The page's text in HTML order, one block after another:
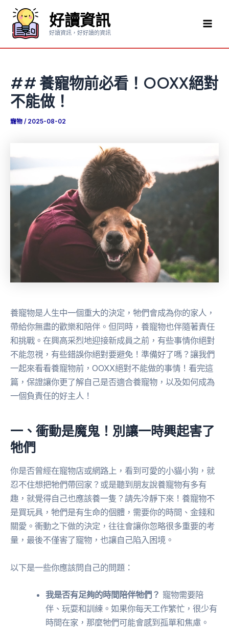
要
好讀資訊
好讀資訊，好好讀的資訊
## 養寵物前必看！OOXX絕對
不能做！
寵物 / 2025-08-02
養寵物是人生中一個重大的決定，牠們會成為你的家人，
帶給你無盡的歡樂和陪伴。但同時，養寵物也伴隨著責任
和挑戰。在興高采烈地迎接新成員之前，有些事情你絕對
不能忽視，有些錯誤你絕對要避免！準備好了嗎？讓我們
一起來看看養寵物前，OOXX絕對不能做的事情！看完這
篇，保證讓你更了解自己是否適合養寵物，以及如何成為
一個負責任的好主人！
一、衝動是魔鬼！別讓一時興起害了
牠們
你是否曾經在寵物店或網路上，看到可愛的小貓小狗，就
忍不住想把牠們帶回家？或是聽到朋友說養寵物有多有
趣，就覺得自己也應該養一隻？請先冷靜下來！養寵物不
是買玩具，牠們是有生命的個體，需要你的時間、金錢和
關愛。衝動之下做的決定，往往會讓你忽略很多重要的考
量，最後不僅害了寵物，也讓自己陷入困境。
以下是一些你應該問自己的問題：
我是否有足夠的時間陪伴牠們？ 寵物需要陪
伴、玩耍和訓練。如果你每天工作繁忙，很少有
時間在家，那麼牠們可能會感到孤單和焦慮。